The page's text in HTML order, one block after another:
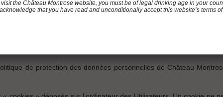
applicables à l’utilisation de cookies sur le Site ainsi qu’à
(n°2016/679) et la loi n°78-87 du 6 janvier 1978 relative à
de protection des données personnelles de Château
visit the Château Montrose website, you must be of legal drinking age in your
that you have read and unconditionally accept this website’s terms